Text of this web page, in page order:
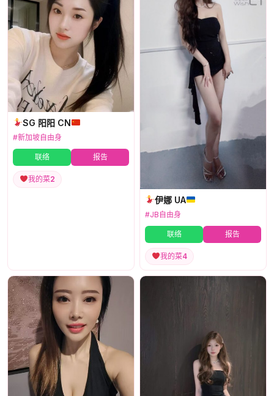
SG 阳阳 CN
#新加坡自由身
联络 报告
我的菜2
伊娜 UA
#JB自由身
联络 报告
我的菜4